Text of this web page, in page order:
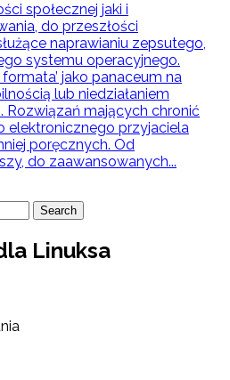
społecznej jaki i
do przeszłości
naprawianiu zepsutego,
systemu operacyjnego.
jako panaceum na
lub niedziałaniem
Rozwiązań mających chronić
elektronicznego przyjaciela
poręcznych. Od
do zaawansowanych...
Search
Linuksa